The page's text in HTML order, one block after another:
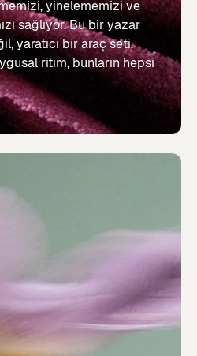
yinelememizi ve
sağlıyor. Bu bir yazar
yaratıcı bir araç seti.
ritim, bunların hepsi